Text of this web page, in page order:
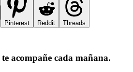
Pinterest
Reddit Threads
acompañe cada mañana.